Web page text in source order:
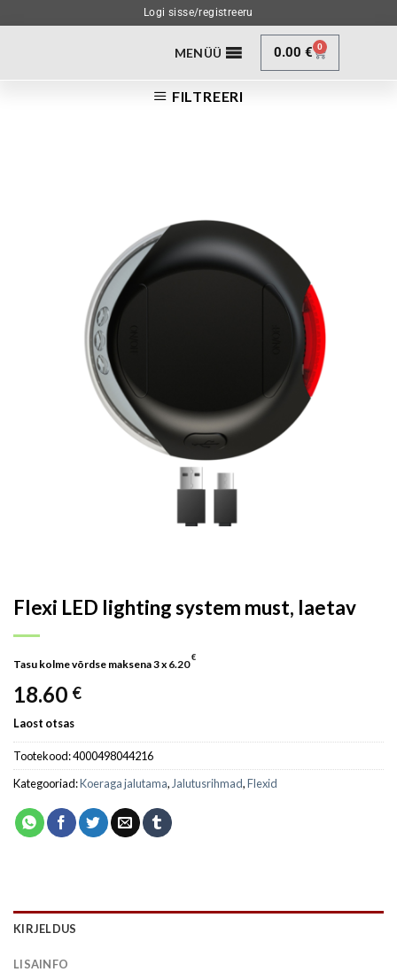
Logi sisse/registreeru
MENÜÜ 0.00€ 0
FILTREERI
Flexi LED lighting system must, laetav
Tasu kolme võrdse maksena 3 x 6.20
€
18.60 €
Laost otsas
Tootekood:4000498044216
Kategooriad:Koeraga jalutama, Jalutusrihmad,Flexid
KIRJELDUS
LISAINFO